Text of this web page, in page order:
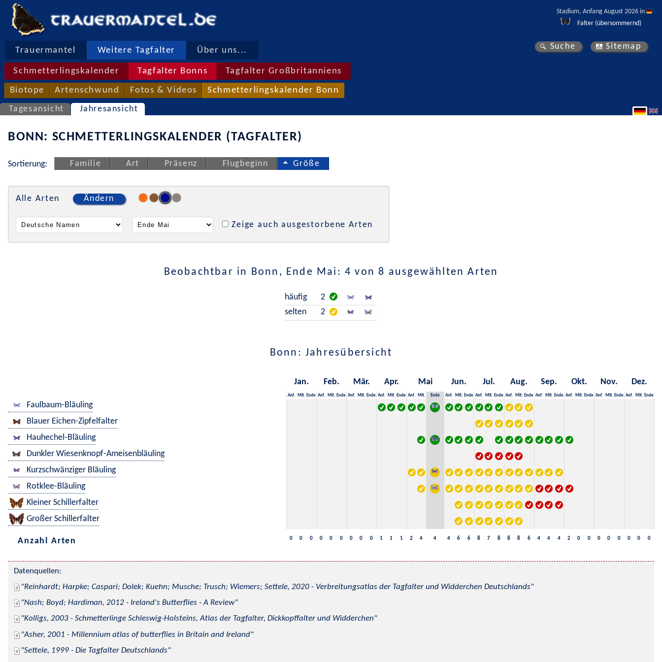
Stadium, Anfang August 2026 in
Falter (übersommernd)
Trauermantel Weitere Tagfalter Über uns...
Schmetterlingskalender Tagfalter Bonns Tagfalter Großbritanniens
Biotope Artenschwund Fotos & Videos Schmetterlingskalender Bonn
Suche Sitemap
Tagesansicht Jahresansicht
BONN: SCHMETTERLINGSKALENDER (TAGFALTER)
Sortierung: Familie Art Präsenz Flugbeginn Größe
Alle Arten Ändern
Zeige auch ausgestorbene Arten
Beobachtbar in Bonn, Ende Mai: 4 von 8 ausgewählten Arten
häufig
2
selten
2
Bonn: Jahresübersicht
Jan. Feb. Mär. Apr. Mai Jun. Jul. Aug. Sep. Okt. Nov. Dez.
Anf. Mit. Ende Anf. Mit. Ende Anf. Mit. Ende Anf. Mit. Ende Anf. Mit. Ende Anf. Mit. Ende Anf. Mit. Ende Anf. Mit. Ende Anf. Mit. Ende Anf. Mit. Ende Anf. Mit. Ende Anf. Mit. Ende
Faulbaum-Bläuling
Blauer Eichen-Zipfelfalter
Hauhechel-Bläuling
Dunkler Wiesenknopf-Ameisenbläuling
Kurzschwänziger Bläuling
Rotklee-Bläuling
Kleiner Schillerfalter
Großer Schillerfalter
Anzahl Arten 0 0 0 0 0 0 0 0 0 1 1 1 2 4 4 4 6 6 8 7 8 8 8 6 4 4 4 2 0 0 0 0 0 0 0 0
Datenquellen:
Reinhardt; Harpke; Caspari; Dolek; Kuehn; Musche; Trusch; Wiemers; Settele, 2020 - Verbreitungsatlas der Tagfalter und Widderchen Deutschlands
Nash; Boyd; Hardiman, 2012 - Ireland's Butterflies - A Review
Kolligs, 2003 - Schmetterlinge Schleswig-Holsteins, Atlas der Tagfalter, Dickkopffalter und Widderchen
Asher, 2001 - Millennium atlas of butterflies in Britain and Ireland
Settele, 1999 - Die Tagfalter Deutschlands